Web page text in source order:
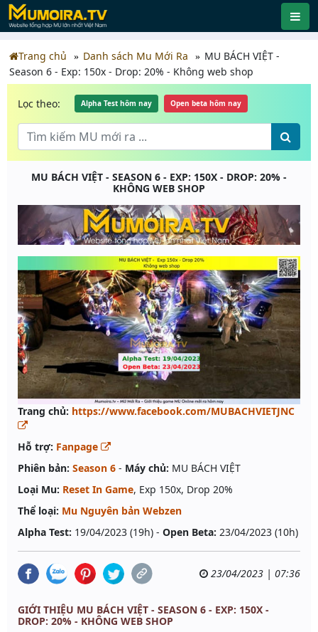
Trang chủ Danh sách Mu Mới Ra
MU BÁCH VIỆT -
Season 6 - Exp: 150x - Drop: 20% - Không web shop
Lọc theo: Alpha Test hôm nay Open beta hôm nay
MU BÁCH VIỆT - SEASON 6 - EXP: 150X - DROP: 20% -
KHÔNG WEB SHOP
Trang chủ: https://www.facebook.com/MUBACHVIETJNC
Hỗ trợ: Fanpage
Phiên bản: Season 6 - Máy chủ: MU BÁCH VIỆT
Loại Mu: Reset In Game, Exp 150x, Drop 20%
Thể loại: Mu Nguyên bản Webzen
Alpha Test: 19/04/2023 (19h) - Open Beta: 23/04/2023 (10h)
23/04/2023 | 07:36
GIỚI THIỆU MU BÁCH VIỆT - SEASON 6 - EXP: 150X -
DROP: 20% - KHÔNG WEB SHOP